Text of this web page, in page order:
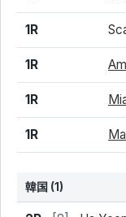
1R
1R
1R
1R
韓国 (1)